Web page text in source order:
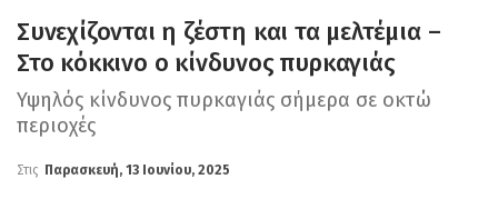
Συνεχίζονται η ζέστη και τα μελτέμια –
Στο κόκκινο ο κίνδυνος πυρκαγιάς
Υψηλός κίνδυνος πυρκαγιάς σήμερα σε οκτώ
περιοχές
Στις Παρασκευή, 13 Ιουνίου, 2025